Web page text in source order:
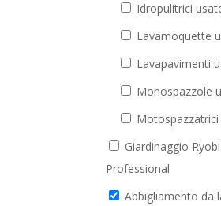
Idropulitrici
Lavamoquette
Lavapavimenti
Monospazzole
Motospazzatrici
Giardinaggio Ryobi
Professional
Abbigliamento da